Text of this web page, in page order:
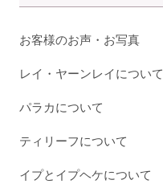
お客様のお声・お写真
レイ・ヤーンレイについて
パラカについて
ティリーフについて
イプとイプヘケについて